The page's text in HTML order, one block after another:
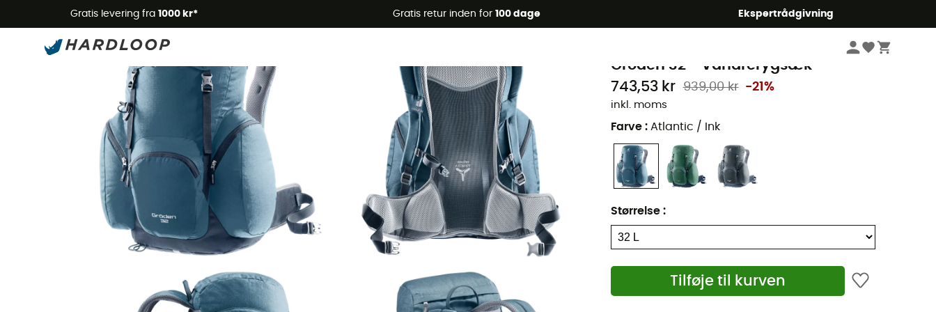
Gratis levering fra 1000 kr* Gratis retur inden for 100 dage Ekspertrådgivning
Øko-fremstillet
Vandrebeklædning & Vandreudstyr Vandrerygsække
Gröden 32 - Vandrerygsæk
743,53 kr 939,00 kr -21%
inkl. moms
Farve : Atlantic / Ink
Størrelse :
Tilføje til kurven